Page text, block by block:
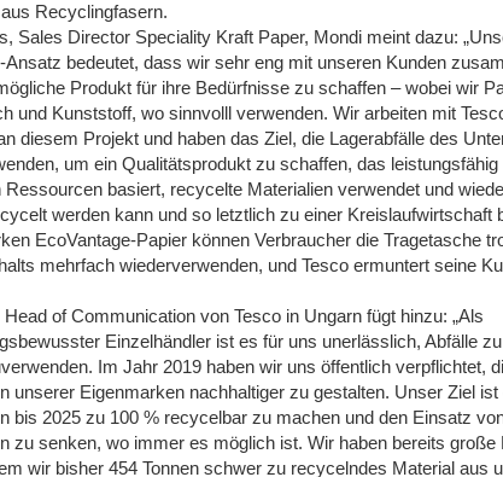
Recyclingfasern.
Sales Director Speciality Kraft Paper, Mondi meint dazu:
Ansatz bedeutet, dass wir sehr eng mit unseren Kunden
Produkt für ihre Bedürfnisse zu schaffen – wobei wir
und Kunststoff, wo sinnvolll verwenden. Wir arbeiten mit
diesem Projekt und haben das Ziel, die Lagerabfälle des
um ein Qualitätsprodukt zu schaffen, das leistungsfähig
Ressourcen basiert, recycelte Materialien verwendet und
werden kann und so letztlich zu einer Kreislaufwirtschaft
EcoVantage-Papier können Verbraucher die Tragetasche
mehrfach wiederverwenden, und Tesco ermuntert seine
of Communication von Tesco in Ungarn fügt hinzu: „Als
Einzelhändler ist es für uns unerlässlich, Abfälle
Im Jahr 2019 haben wir uns öffentlich verpflichtet,
unserer Eigenmarken nachhaltiger zu gestalten. Unser Ziel ist
bis 2025 zu 100 % recycelbar zu machen und den Einsatz
zu senken, wo immer es möglich ist. Wir haben bereits große
wir bisher 454 Tonnen schwer zu recycelndes Material aus